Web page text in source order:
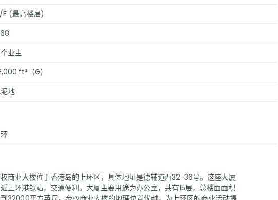
F (最高楼层)
业主
ft²（G）
地
商业大楼位于香港岛的上环区，具体地址是德辅道西32-36号。这座大厦
上环港铁站，交通便利。大厦主要用途为办公室，共有15层，总楼面面积